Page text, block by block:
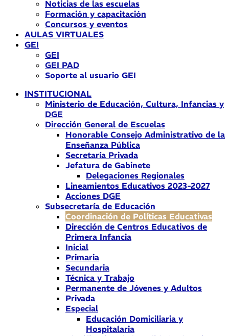
Noticias de las escuelas
Formación y capacitación
Concursos y eventos
AULAS VIRTUALES
GEI
GEI
GEI PAD
Soporte al usuario GEI
INSTITUCIONAL
Ministerio de Educación, Cultura, Infancias y
DGE
Dirección General de Escuelas
Honorable Consejo Administrativo de la
Enseñanza Pública
Secretaría Privada
Jefatura de Gabinete
Delegaciones Regionales
Lineamientos Educativos 2023-2027
Acciones DGE
Subsecretaría de Educación
Coordinación de Políticas Educativas
Dirección de Centros Educativos de
Primera Infancia
Inicial
Primaria
Secundaria
Técnica y Trabajo
Permanente de Jóvenes y Adultos
Privada
Especial
Educación Domiciliaria y
Hospitalaria